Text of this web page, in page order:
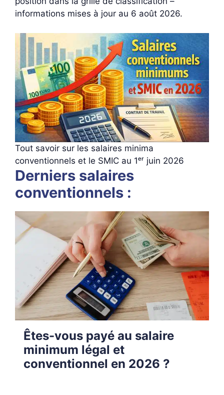
informations mises à jour au 6 août 2026.
Tout savoir sur les salaires minima
conventionnels et le SMIC au 1ᵉʳ juin 2026
Derniers salaires
conventionnels :
Êtes-vous payé au salaire
minimum légal et
conventionnel en 2026 ?